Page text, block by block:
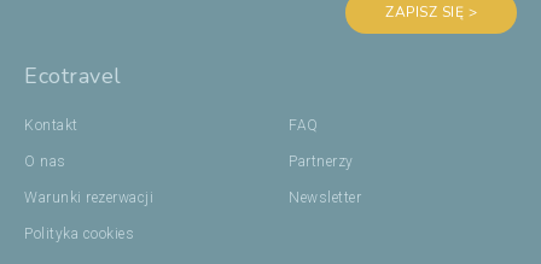
ZAPISZ SIĘ >
Ecotravel
Kontakt
O nas
Warunki rezerwacji
Polityka cookies
FAQ
Partnerzy
Newsletter